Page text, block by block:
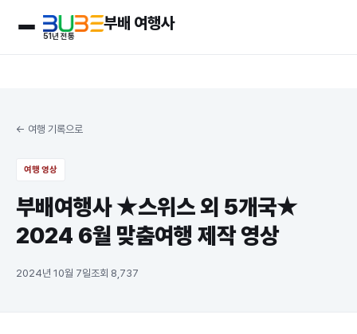
부배 여행사
51년 전통
← 여행 기록으로
여행 영상
부배여행사 ★스위스 외 5개국★
2024 6월 맞춤여행 제작 영상
2024년 10월 7일조회 8,737